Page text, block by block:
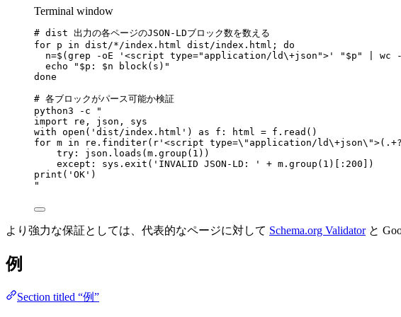
Terminal window
# dist 出力の各ページのJSON-LDブロック数を数える
for p in dist/*/index.html dist/index.html ; do
n=$( grep -oE ' <script type="application/ld\+json"> ' " $p " wc
echo
" $p : $n block(s) "
done
# 各ブロックがパース可能か検証
python3
-c
"
import re, json, sys
with open('dist/index.html') as f: html = f.read()
for m in re.finditer(r'<script type=\" application/ld\+json\"
try: json.loads(m.group(1))
except: sys.exit('INVALID JSON-LD: ' + m.group(1)[:200])
print('OK')
"
より強力な保証としては、代表的なページに対して Schema.org Validatorと
例
Section titled “例”